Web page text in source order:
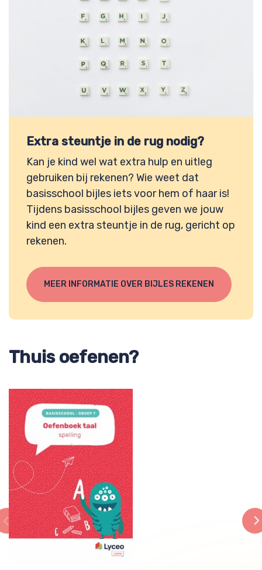
Extra steuntje in de rug nodig?
Kan je kind wel wat extra hulp en uitleg
gebruiken bij rekenen? Wie weet dat
basisschool bijles iets voor hem of haar is!
Tijdens basisschool bijles geven we jouw
kind een extra steuntje in de rug, gericht op
rekenen.
MEER INFORMATIE OVER BIJLES REKENEN
Thuis oefenen?